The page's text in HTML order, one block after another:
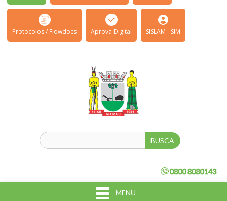
Protocolos / Flowdocs Aprova Digital SISLAM - SIM
MENU